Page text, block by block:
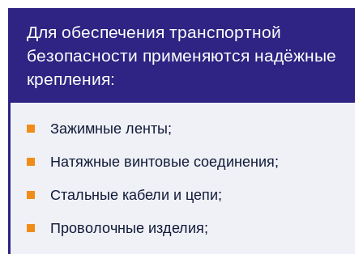
Для обеспечения транспортной
безопасности применяются надёжные
крепления:
Зажимные ленты;
Натяжные винтовые соединения;
Стальные кабели и цепи;
Проволочные изделия;